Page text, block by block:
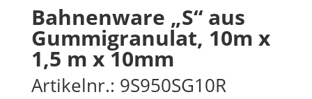
Bahnenware „S“ aus
Gummigranulat, 10m x
1,5 m x 10mm
Artikelnr.: 9S950SG10R